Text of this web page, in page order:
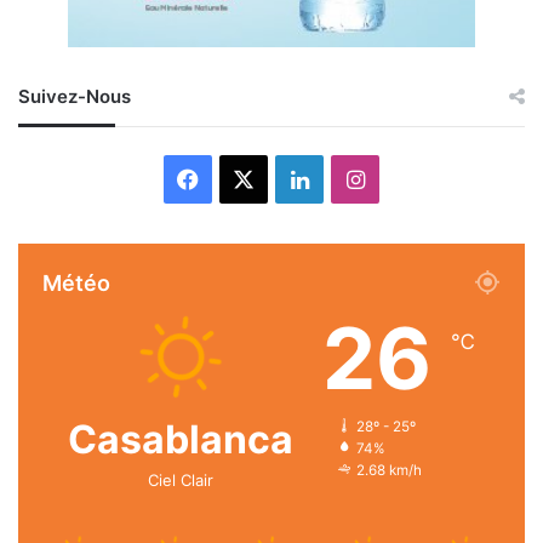
Suivez-Nous
Facebook LinkedinInstagram
Météo
Casablanca
Ciel Clair
26 ℃
28º - 25º
74%
2.68 km/h